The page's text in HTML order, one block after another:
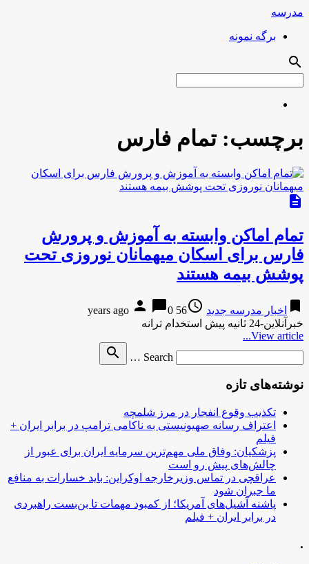
مدرسه
برگه نمونه
search
برچسب:تمام فارس
description
تمام اماکن وابسته به آموزش و پرورش
فارس برای اسکان میهمانان نوروزی تحت
پوشش بیمه هستند
bookmark اخبار مدرسه جدید access_time
56 years ago
person chat_bubble0
خبرآنلاین-24 ثانیه پیش استخدام ترانه
View article...
Search …
search
نوشته‌های تازه
تکذیب وقوع انفجار در مرز شلمچه
اعتراف رسانه صهیونیستی به ناکامی ترامپ در برابر ایران +
فیلم
پزشکیان: وفاق ملی مهم‌ترین سرمایه ایران برای عبور از
چالش‌های پیش رو است
عراقچی در تماس وزیرخارجه اوکراین: باید خسارات به منافع
ما جبران شود
پاشنه آشیل‌های آمریکا؛ از کمبود مهمات تا بن‌بست راهبردی
در برابر ایران + فیلم
.